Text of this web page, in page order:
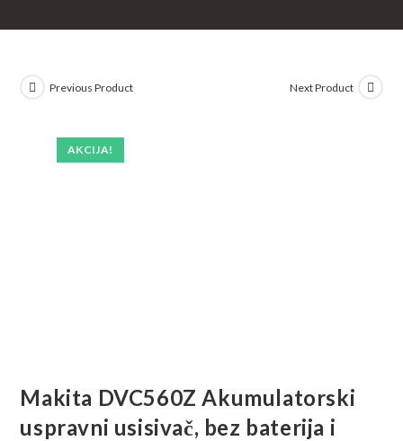
AKCIJA!
Previous Product Next Product
Makita DVC560Z Akumulatorski
uspravni usisivač, bez baterija i